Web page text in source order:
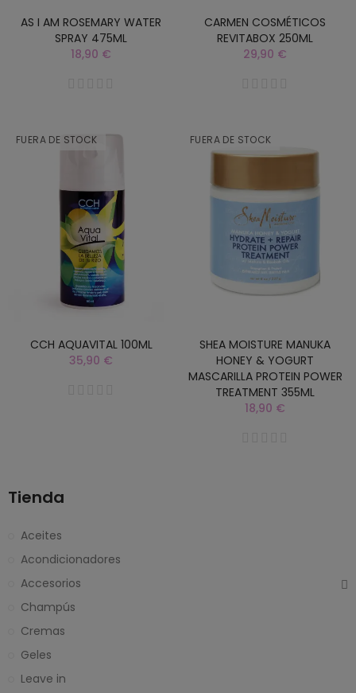
AS I AM ROSEMARY WATER
SPRAY 475ML
18,90 €
CARMEN COSMÉTICOS
REVITABOX 250ML
29,90 €
FUERA DE STOCK
CCH AQUAVITAL 100ML
35,90 €
FUERA DE STOCK
SHEA MOISTURE MANUKA
HONEY & YOGURT
MASCARILLA PROTEIN POWER
TREATMENT 355ML
18,90 €
Tienda
Aceites
Acondicionadores
Accesorios
Champús
Cremas
Geles
Leave in